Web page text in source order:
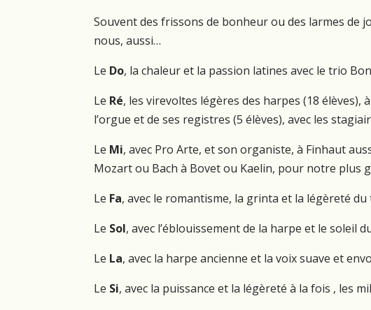
Souvent des frissons de bonheur ou des larmes de
nous, aussi…
Le Do, la chaleur et la passion latines avec le trio
Le Ré, les virevoltes légères des harpes (18 élèves),
l’orgue et de ses registres (5 élèves), avec les
Le Mi, avec Pro Arte, et son organiste, à Finhaut
Mozart ou Bach à Bovet ou Kaelin, pour notre plus
Le Fa, avec le romantisme, la grinta et la légèreté
Le Sol, avec l’éblouissement de la harpe et le soleil
Le La, avec la harpe ancienne et la voix suave et
Le Si, avec la puissance et la légèreté à la fois , les